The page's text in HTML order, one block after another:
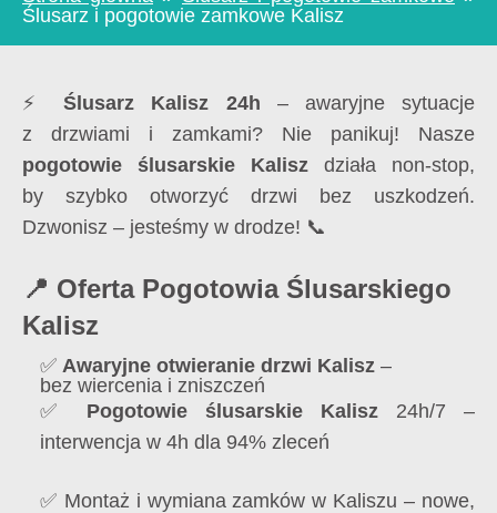
Ślusarz i pogotowie zamkowe Kalisz
⚡Ślusarz Kalisz 24h – awaryjne sytuacje
z drzwiami i zamkami? Nie panikuj! Nasze
pogotowie ślusarskie Kalisz działa non-stop,
by szybko otworzyć drzwi bez uszkodzeń.
Dzwonisz – jesteśmy w drodze! 📞
📍 Oferta Pogotowia Ślusarskiego
Kalisz
✅ Awaryjne otwieranie drzwi Kalisz –
bez wiercenia i zniszczeń
✅ Pogotowie ślusarskie Kalisz 24h/7 –
interwencja w 4h dla 94% zleceń
✅ Montaż i wymiana zamków w Kaliszu – nowe,